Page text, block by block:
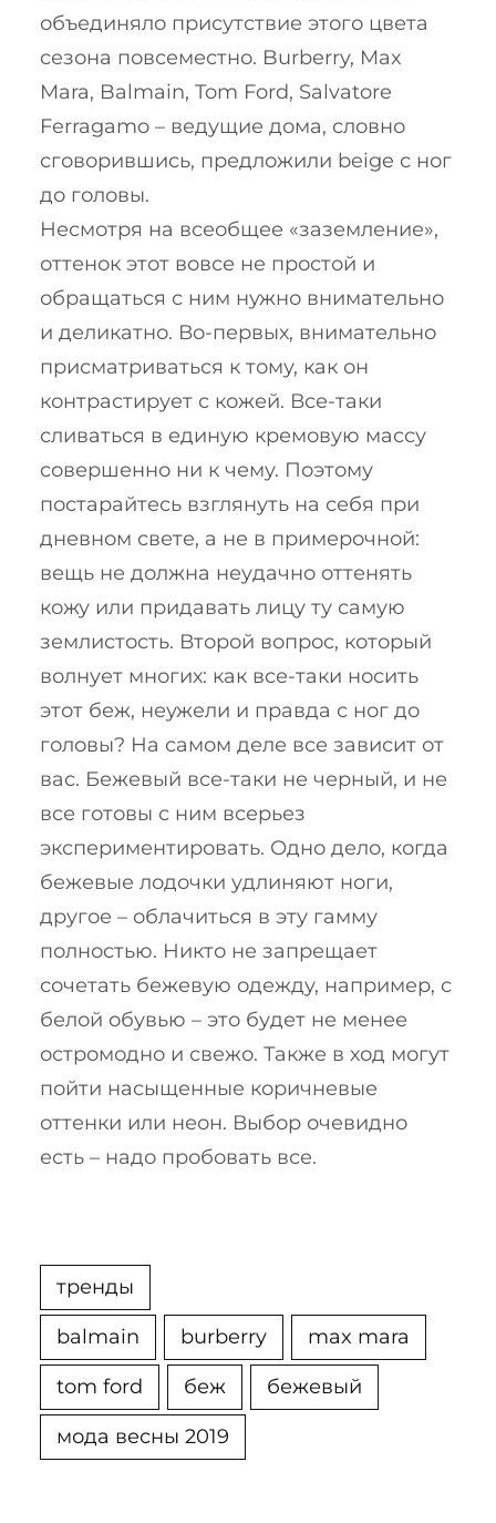
объединяло присутствие этого цвета
сезона повсеместно. Burberry, Max
Mara, Balmain, Tom Ford, Salvatore
Ferragamo – ведущие дома, словно
сговорившись, предложили beige с ног
до головы.
Несмотря на всеобщее «заземление»,
оттенок этот вовсе не простой и
обращаться с ним нужно внимательно
и деликатно. Во-первых, внимательно
присматриваться к тому, как он
контрастирует с кожей. Все-таки
сливаться в единую кремовую массу
совершенно ни к чему. Поэтому
постарайтесь взглянуть на себя при
дневном свете, а не в примерочной:
вещь не должна неудачно оттенять
кожу или придавать лицу ту самую
землистость. Второй вопрос, который
волнует многих: как все-таки носить
этот беж, неужели и правда с ног до
головы? На самом деле все зависит от
вас. Бежевый все-таки не черный, и не
все готовы с ним всерьез
экспериментировать. Одно дело, когда
бежевые лодочки удлиняют ноги,
другое – облачиться в эту гамму
полностью. Никто не запрещает
сочетать бежевую одежду, например, с
белой обувью – это будет не менее
остромодно и свежо. Также в ход могут
пойти насыщенные коричневые
оттенки или неон. Выбор очевидно
есть – надо пробовать все.
тренды
balmain burberry max mara
tom ford беж бежевый
мода весны 2019